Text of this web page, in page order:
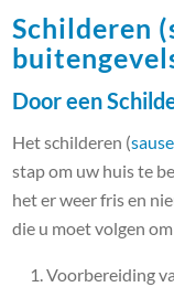
Schilderen
Door een
Het schilderen (
stap om uw huis te
het er weer fris en
die u moet volgen
Voorbereiding